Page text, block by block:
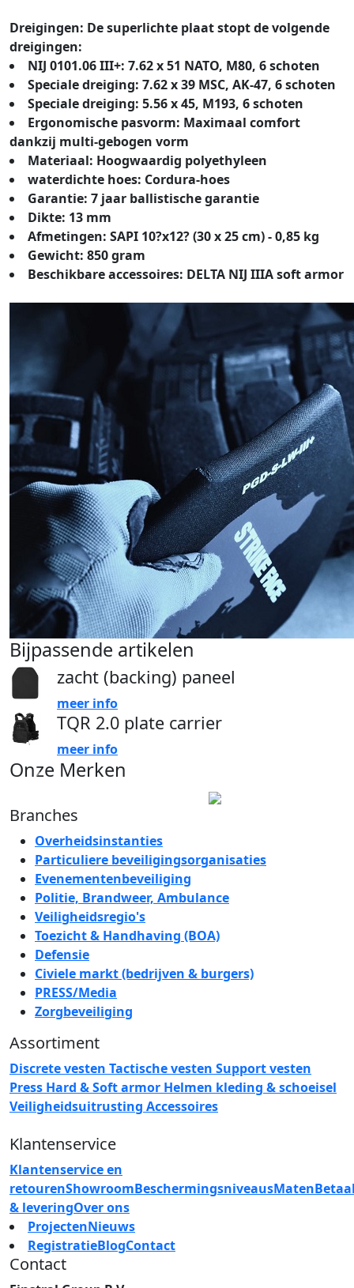
Dreigingen: De superlichte plaat stopt de volgende
dreigingen:
NIJ 0101.06 III+: 7.62 x 51 NATO, M80, 6 schoten
Speciale dreiging: 7.62 x 39 MSC, AK-47, 6 schoten
Speciale dreiging: 5.56 x 45, M193, 6 schoten
Ergonomische pasvorm: Maximaal comfort
dankzij multi-gebogen vorm
Materiaal: Hoogwaardig polyethyleen
waterdichte hoes: Cordura-hoes
Garantie: 7 jaar ballistische garantie
Dikte: 13 mm
Afmetingen: SAPI 10?x12? (30 x 25 cm) - 0,85 kg
Gewicht: 850 gram
Beschikbare accessoires: DELTA NIJ IIIA soft armor
Bijpassende artikelen
zacht (backing) paneel
meer info
TQR 2.0 plate carrier
meer info
Onze Merken
Branches
Overheidsinstanties
Particuliere beveiligingsorganisaties
Evenementenbeveiliging
Politie, Brandweer, Ambulance
Veiligheidsregio's
Toezicht & Handhaving (BOA)
Defensie
Civiele markt (bedrijven & burgers)
PRESS/Media
Zorgbeveiliging
Assortiment
Discrete vesten Tactische vesten Support vesten
Press Hard & Soft armor Helmen kleding & schoeisel
Veiligheidsuitrusting Accessoires
Klantenservice
Klantenservice en
retourenShowroomBeschermingsniveausMaten
& leveringOver ons
ProjectenNieuws
RegistratieBlogContact
Contact